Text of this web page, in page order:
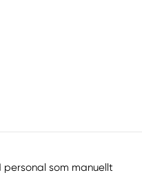
som manuellt